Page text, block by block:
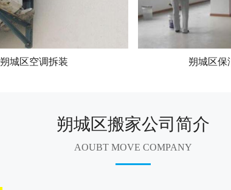
朔城区空调拆装 朔城区保
朔城区搬家公司简介
AOUBT MOVE COMPANY